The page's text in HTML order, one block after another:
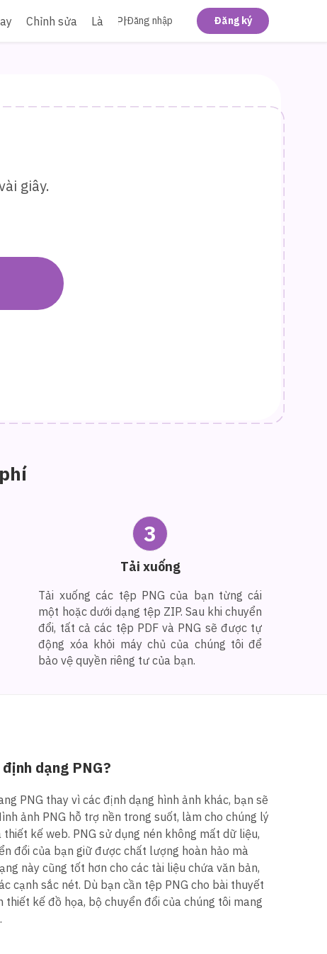
Chỉnh sửa Làm Phẳng Bẹt
Đăng nhập Đăng ký
giây.
3
Tải xuống
Tải xuống các tệp PNG của bạn từng cái
một hoặc dưới dạng tệp ZIP. Sau khi chuyển
đổi, tất cả các tệp PDF và PNG sẽ được tự
động xóa khỏi máy chủ của chúng tôi để
bảo vệ quyền riêng tư của bạn.
dạng PNG?
PNG thay vì các định dạng hình ảnh khác, bạn sẽ
ảnh PNG hỗ trợ nền trong suốt, làm cho chúng lý
kế web. PNG sử dụng nén không mất dữ liệu,
đổi của bạn giữ được chất lượng hoàn hảo mà
này cũng tốt hơn cho các tài liệu chứa văn bản,
cạnh sắc nét. Dù bạn cần tệp PNG cho bài thuyết
thiết kế đồ họa, bộ chuyển đổi của chúng tôi mang